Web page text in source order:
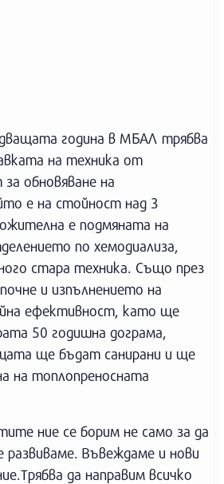
година в МБАЛ трябва
на техника от
обновяване на
е на стойност над 3
е подмяната на
по хемодиализа,
стара техника. Също през
и изпълнението на
ефективност, като ще
50 годишна дограма,
ще бъдат санирани и ще
на топлопреносната
ние се борим не само за да
развиваме. Въвеждаме и нови
да направим всичко